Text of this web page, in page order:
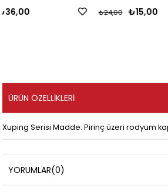
₺24,00 ₺425,00
ÜRÜN ÖZELLIKLERI
Xuping Serisi Madde: Pirinç üzeri rodyum
YORUMLAR(0)